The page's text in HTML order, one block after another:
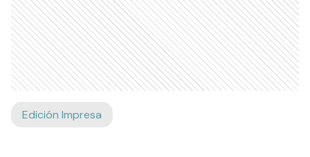
Edición Impresa